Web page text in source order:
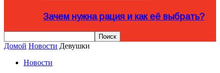
Зачем нужна рация и как её выбрать?
Домой Новости Девушки
Новости